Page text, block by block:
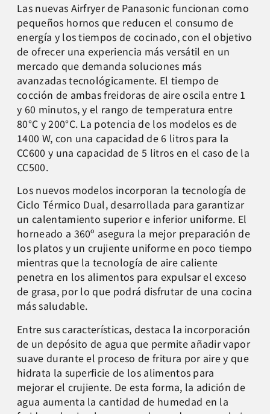
Las nuevas Airfryer de Panasonic funcionan como
pequeños hornos que reducen el consumo de
energía y los tiempos de cocinado, con el objetivo
de ofrecer una experiencia más versátil en un
mercado que demanda soluciones más
avanzadas tecnológicamente. El tiempo de
cocción de ambas freidoras de aire oscila entre 1
y 60 minutos, y el rango de temperatura entre
80°C y 200°C. La potencia de los modelos es de
1400 W, con una capacidad de 6 litros para la
CC600 y una capacidad de 5 litros en el caso de la
CC500.
Los nuevos modelos incorporan la tecnología de
Ciclo Térmico Dual, desarrollada para garantizar
un calentamiento superior e inferior uniforme. El
horneado a 360º asegura la mejor preparación de
los platos y un crujiente uniforme en poco tiempo
mientras que la tecnología de aire caliente
penetra en los alimentos para expulsar el exceso
de grasa, por lo que podrá disfrutar de una cocina
más saludable.
Entre sus características, destaca la incorporación
de un depósito de agua que permite añadir vapor
suave durante el proceso de fritura por aire y que
hidrata la superficie de los alimentos para
mejorar el crujiente. De esta forma, la adición de
agua aumenta la cantidad de humedad en la